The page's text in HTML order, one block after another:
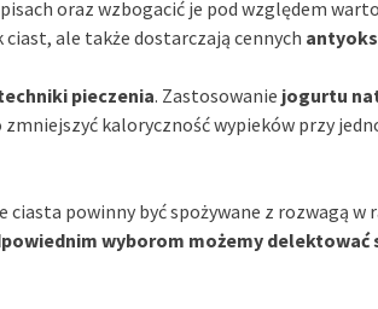
oraz wzbogacić je pod względem
ale także dostarczają cennych
pieczenia. Zastosowanie jogurtu
zmniejszyć kaloryczność wypieków przy
powinny być spożywane z rozwagą w
wyborom możemy delektować